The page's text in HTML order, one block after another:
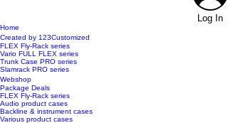
Log In
Home
Created by 123Customized
FLEX Fly-Rack series
Vario FULL FLEX series
Trunk Case PRO series
Slamrack PRO series
Webshop
Package Deals
FLEX Fly-Rack series
Audio product cases
Backline & instrument cases
Various product cases